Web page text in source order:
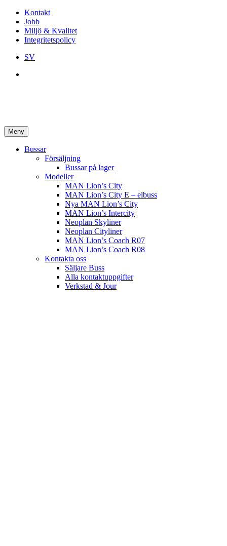
Kontakt
Jobb
Miljö & Kvalitet
Integritetspolicy
SV
Meny
Bussar
Försäljning
Bussar på lager
Modeller
MAN Lion’s City
MAN Lion’s City E – elbuss
Nya MAN Lion’s City
MAN Lion’s Intercity
Neoplan Skyliner
Neoplan Cityliner
MAN Lion’s Coach R07
MAN Lion’s Coach R08
Kontakta oss
Säljare Buss
Alla kontaktuppgifter
Verkstad & Jour